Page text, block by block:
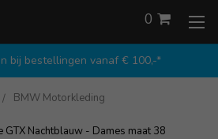
bij bestellingen vanaf € 100,-*
0
BMW Motorkleding
GTX Nachtblauw - Dames maat 38